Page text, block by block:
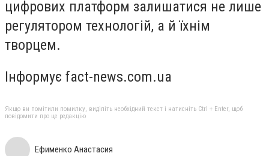
цифрових платформ залишатися не лише
регулятором технологій, а й їхнім
творцем.
Інформує fact-news.com.ua
Якщо ви помітили помилку, виділіть необхідний текст і натисніть Ctrl + Enter, щоб
повідомити про це редакцію
Ефименко Анастасия